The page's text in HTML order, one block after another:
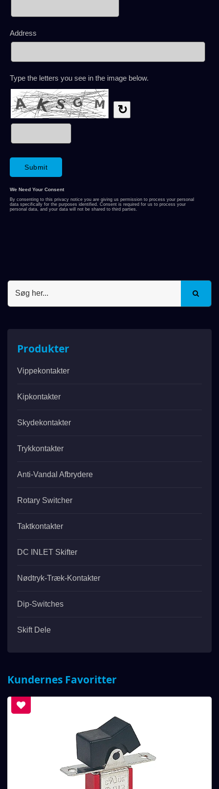
Produkter
Vippekontakter
Kipkontakter
Skydekontakter
Trykkontakter
Anti-Vandal Afbrydere
Rotary Switcher
Taktkontakter
DC INLET Skifter
Nødtryk-Træk-Kontakter
Dip-Switches
Skift Dele
Kundernes Favoritter